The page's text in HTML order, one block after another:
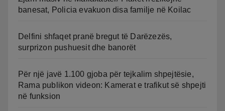
banesat, Policia evakuon disa familje në Koilac
Delfini shfaqet pranë bregut të Darëzezës,
surprizon pushuesit dhe banorët
Për një javë 1.100 gjoba për tejkalim shpejtësie,
Rama publikon videon: Kamerat e trafikut së shpejti
në funksion